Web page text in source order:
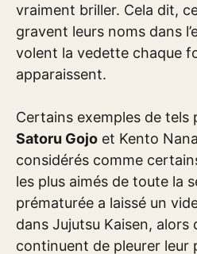
vraiment briller. Cela dit,
gravent leurs noms dans
volent la vedette chaque
apparaissent.
Certains exemples de tels
Satoru Gojo et Kento
considérés comme
les plus aimés de toute la
prématurée a laissé un
dans Jujutsu Kaisen, alors
continuent de pleurer leur